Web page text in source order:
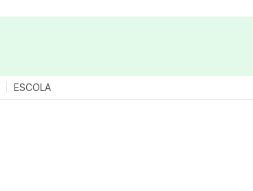
ESCOLA